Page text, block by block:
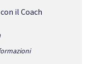
con il Coach